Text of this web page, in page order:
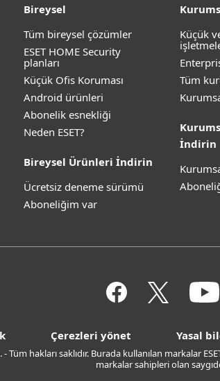
Bireysel
Tüm bireysel çözümler
ESET HOME Security
planları
Küçük Ofis Koruması
Android ürünleri
Abonelik esnekliği
Neden ESET?
Bireysel Ürünleri İndirin
Ücretsiz deneme sürümü
Aboneliğim var
Küçük
Tüm
İndirin
Çerezleri yönet Yasal
- Tüm hakları saklıdır. Burada kullanılan markalar
markalar sahipleri olan